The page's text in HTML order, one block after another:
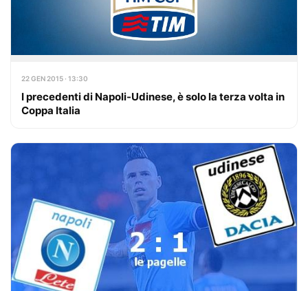
22 GEN 2015 · 13:30
I precedenti di Napoli-Udinese, è solo la terza volta in
Coppa Italia